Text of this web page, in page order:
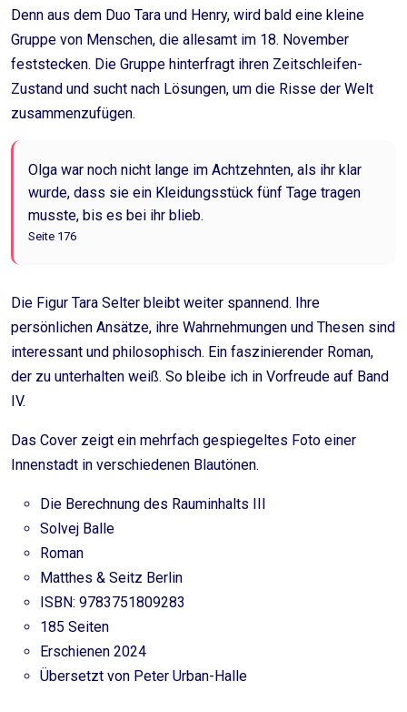
Denn aus dem Duo Tara und Henry, wird bald eine kleine
Gruppe von Menschen, die allesamt im 18. November
feststecken. Die Gruppe hinterfragt ihren Zeitschleifen-
Zustand und sucht nach Lösungen, um die Risse der Welt
zusammenzufügen.
Olga war noch nicht lange im Achtzehnten, als ihr klar
wurde, dass sie ein Kleidungsstück fünf Tage tragen
musste, bis es bei ihr blieb.
Seite 176
Die Figur Tara Selter bleibt weiter spannend. Ihre
persönlichen Ansätze, ihre Wahrnehmungen und Thesen sind
interessant und philosophisch. Ein faszinierender Roman,
der zu unterhalten weiß. So bleibe ich in Vorfreude auf Band
IV.
Das Cover zeigt ein mehrfach gespiegeltes Foto einer
Innenstadt in verschiedenen Blautönen.
Die Berechnung des Rauminhalts III
Solvej Balle
Roman
Matthes & Seitz Berlin
ISBN: 9783751809283
185 Seiten
Erschienen 2024
Übersetzt von Peter Urban-Halle